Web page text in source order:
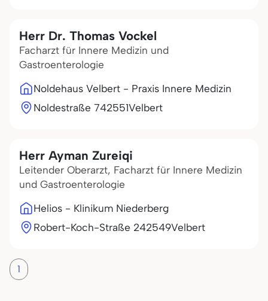
Herr Dr. Thomas Vockel
Facharzt für Innere Medizin und
Gastroenterologie
Noldehaus Velbert - Praxis Innere Medizin
Noldestraße 742551Velbert
Herr Ayman Zureiqi
Leitender Oberarzt, Facharzt für Innere Medizin
und Gastroenterologie
Helios - Klinikum Niederberg
Robert-Koch-Straße 242549Velbert
1